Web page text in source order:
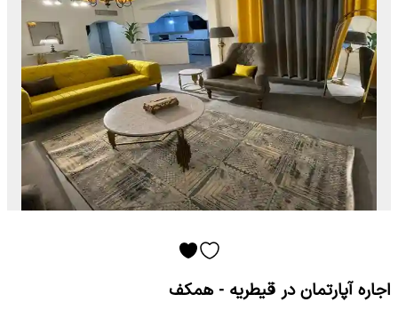
اجاره آپارتمان در قیطریه - همکف